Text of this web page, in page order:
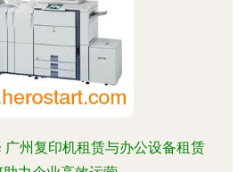
广州复印机租赁与办公设备租赁